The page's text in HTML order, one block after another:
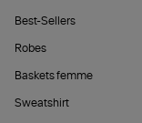
Best-Sellers
Robes
Baskets femme
Sweatshirt